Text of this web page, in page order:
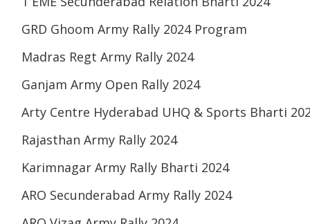
GRD Ghoom Army Rally 2024 Program
Madras Regt Army Rally 2024
Ganjam Army Open Rally 2024
Arty Centre Hyderabad UHQ & Sports Bharti
Rajasthan Army Rally 2024
Karimnagar Army Rally Bharti 2024
ARO Secunderabad Army Rally 2024